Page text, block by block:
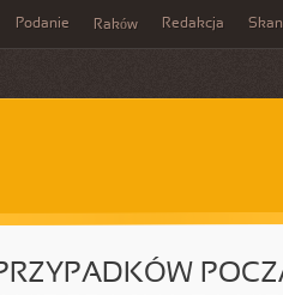
Podanie Raków Redakcja